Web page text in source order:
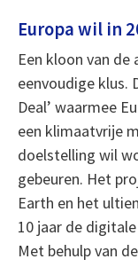
Europa wil in
Een kloon van
eenvoudige klus.
Deal’ waarmee
een klimaatvrije
doelstelling wil
gebeuren. Het
Earth en het
10 jaar de
Met behulp van